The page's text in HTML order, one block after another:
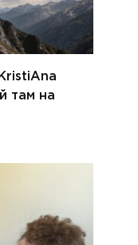
там на